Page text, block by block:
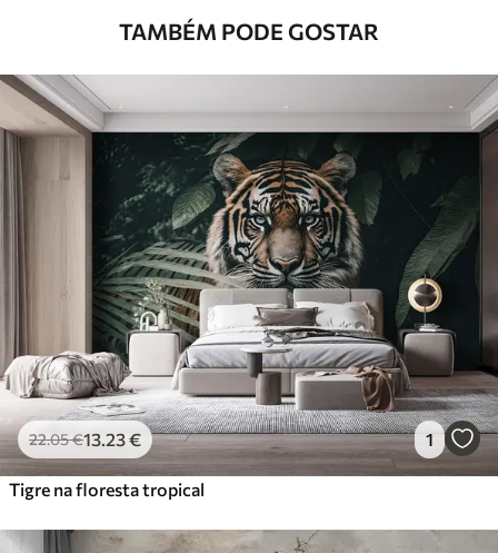
Aplicação perfeita
Materiais disponíveis
.00 € /m²
Premium
.00€/m²
Vinil Premium
65.0039.00€/m²
Peel and Stick
TAMBÉM PODE GOSTAR
22.05€13.23€ 1
Tigre na floresta tropical